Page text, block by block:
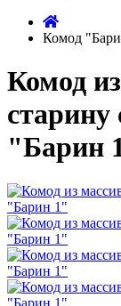
Комод
Комод
старину
"Барин